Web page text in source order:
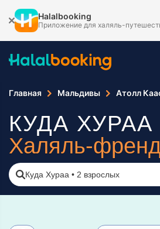
Halalbooking
Приложение для халяль-
Главная Мальдивы Атолл
КУДА ХУРАА
Халяль-
Куда Хураа • 2 взрослых